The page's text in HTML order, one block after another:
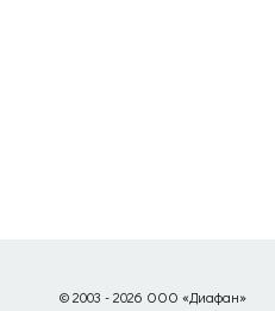
© 2003 - 2026 ООО «Диафан»